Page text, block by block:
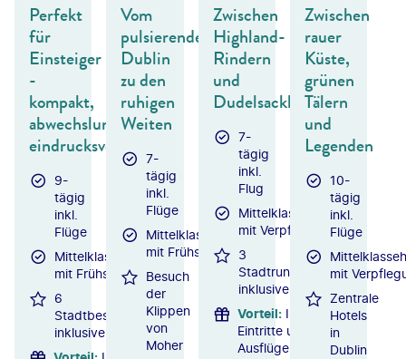
Perfekt
für
Einsteiger
-
kompakt,
abwechslungsreich,
eindrucksvoll
9-
tägig
inkl.
Flüge
Mittelklassehotels
mit Frühstück
6
Stadtbesichtigung
inklusive
Vom
pulsierenden
Dublin
zu den
ruhigen
Weiten
7-
tägig
inkl.
Flüge
Mittelklassehotels
mit Frühstück
Besuch
der
Klippen
von
Moher
Zwischen
Highland-
Rindern
und
Dudelsackklängen
7-
tägig
inkl.
Flug
Mittelklassehotels
mit Verpflegung
3
Stadtrundfahrten
inklusive
Vorteil: Inkl.
Eintritte und
Ausflüge i.
Zwischen
rauer
Küste,
grünen
Tälern
und
Legenden
10-
tägig
inkl.
Flüge
mit
Zentrale
Hotels
in
Dublin